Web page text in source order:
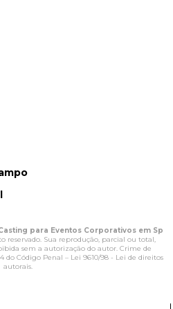
para Eventos Corporativos em Sp
reservado. Sua reprodução, parcial ou total,
sem a autorização do autor. Crime de
do Código Penal – Lei 9610/98 - Lei de direitos
autorais.